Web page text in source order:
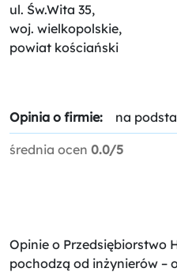
ul. Św.Wita 35,
woj. wielkopolskie,
powiat kościański
Opinia o firmie: na
średnia ocen 0.0/5
Opinie o Przedsiębiorstwo
pochodzą od inżynierów –